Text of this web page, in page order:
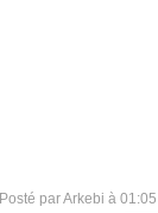
Posté par Arkebi à